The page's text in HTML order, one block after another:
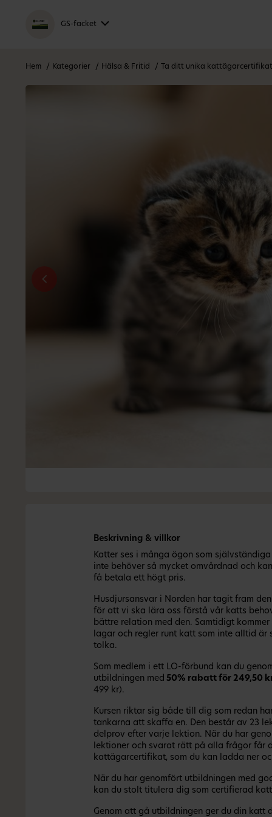
GS-facket
Hem Kategorier Hälsa & Fritid Ta ditt unika
Beskrivning & villkor
Katter ses i många ögon som
inte behöver så mycket omvårdnad och
få betala ett högt pris.
Husdjursansvar i Norden har tagit fram
för att vi ska lära oss förstå vår katts
bättre relation med den. Samtidigt
lagar och regler runt katt som inte alltid är
tolka.
Som medlem i ett LO-förbund kan du
utbildningen med 50% rabatt för 249,50
499 kr).
Kursen riktar sig både till dig som redan
tankarna att skaffa en. Den består av 23
delprov efter varje lektion. När du har
lektioner och svarat rätt på alla frågor får
kattägarcertifikat, som du kan ladda ner
När du har genomfört utbildningen med
kan du stolt titulera dig som certifierad
Genom att gå utbildningen ger du din katt